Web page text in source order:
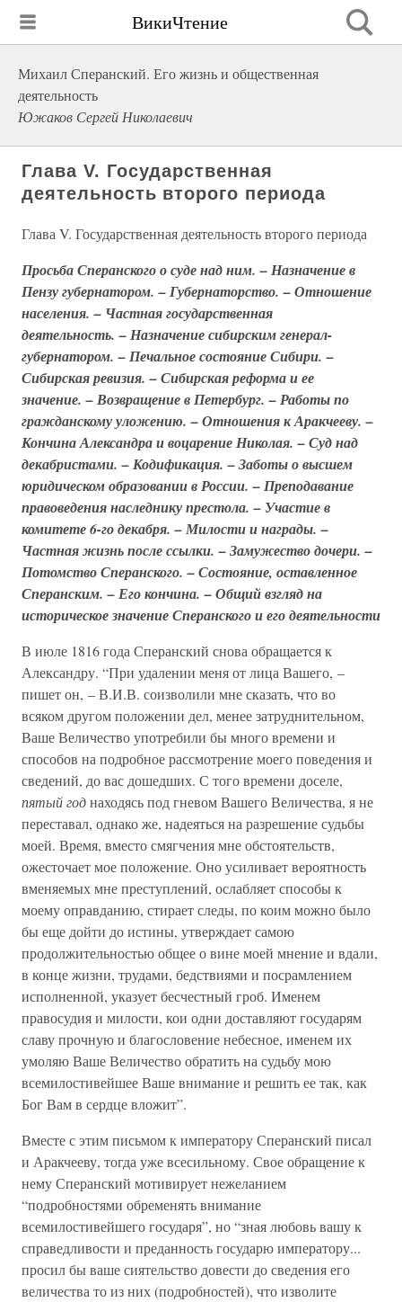
ВикиЧтение
Михаил Сперанский. Его жизнь и общественная
деятельность
Южаков Сергей Николаевич
Глава V. Государственная
деятельность второго периода
Глава V. Государственная деятельность второго периода
Просьба Сперанского о суде над ним. – Назначение в
Пензу губернатором. – Губернаторство. – Отношение
населения. – Частная государственная
деятельность. – Назначение сибирским генерал-
губернатором. – Печальное состояние Сибири. –
Сибирская ревизия. – Сибирская реформа и ее
значение. – Возвращение в Петербург. – Работы по
гражданскому уложению. – Отношения к Аракчееву. –
Кончина Александра и воцарение Николая. – Суд над
декабристами. – Кодификация. – Заботы о высшем
юридическом образовании в России. – Преподавание
правоведения наследнику престола. – Участие в
комитете 6-го декабря. – Милости и награды. –
Частная жизнь после ссылки. – Замужество дочери. –
Потомство Сперанского. – Состояние, оставленное
Сперанским. – Его кончина. – Общий взгляд на
историческое значение Сперанского и его деятельности
В июле 1816 года Сперанский снова обращается к
Александру. “При удалении меня от лица Вашего, –
пишет он, – В.И.В. соизволили мне сказать, что во
всяком другом положении дел, менее затруднительном,
Ваше Величество употребили бы много времени и
способов на подробное рассмотрение моего поведения и
сведений, до вас дошедших. С того времени доселе,
пятый годнаходясь под гневом Вашего Величества, я не
переставал, однако же, надеяться на разрешение судьбы
моей. Время, вместо смягчения мне обстоятельств,
ожесточает мое положение. Оно усиливает вероятность
вменяемых мне преступлений, ослабляет способы к
моему оправданию, стирает следы, по коим можно было
бы еще дойти до истины, утверждает самою
продолжительностью общее о вине моей мнение и вдали,
в конце жизни, трудами, бедствиями и посрамлением
исполненной, указует бесчестный гроб. Именем
правосудия и милости, кои одни доставляют государям
славу прочную и благословение небесное, именем их
умоляю Ваше Величество обратить на судьбу мою
всемилостивейшее Ваше внимание и решить ее так, как
Бог Вам в сердце вложит”.
Вместе с этим письмом к императору Сперанский писал
и Аракчееву, тогда уже всесильному. Свое обращение к
нему Сперанский мотивирует нежеланием
“подробностями обременять внимание
всемилостивейшего государя”, но “зная любовь вашу к
справедливости и преданность государю императору...
просил бы ваше сиятельство довести до сведения его
величества то из них (подробностей), что изволите